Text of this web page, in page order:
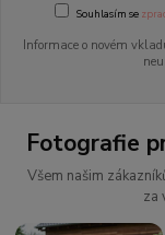
Souhlasím se
Informace o novém
Fotografie
Všem našim
za